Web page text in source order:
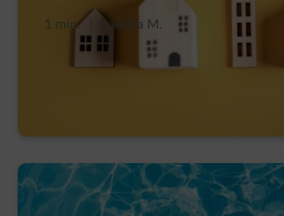
1 min. Laetitia M.
Compteur digital en